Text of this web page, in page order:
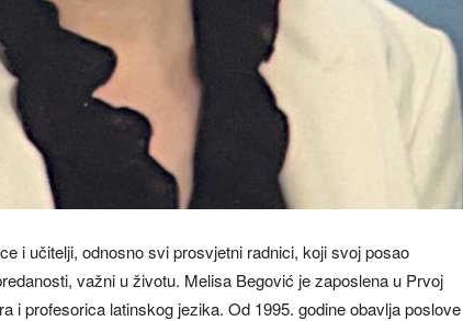
i učitelji, odnosno svi prosvjetni radnici, koji svoj posao
važni u životu. Melisa Begović je zaposlena u Prvoj
i profesorica latinskog jezika. Od 1995. godine obavlja poslove